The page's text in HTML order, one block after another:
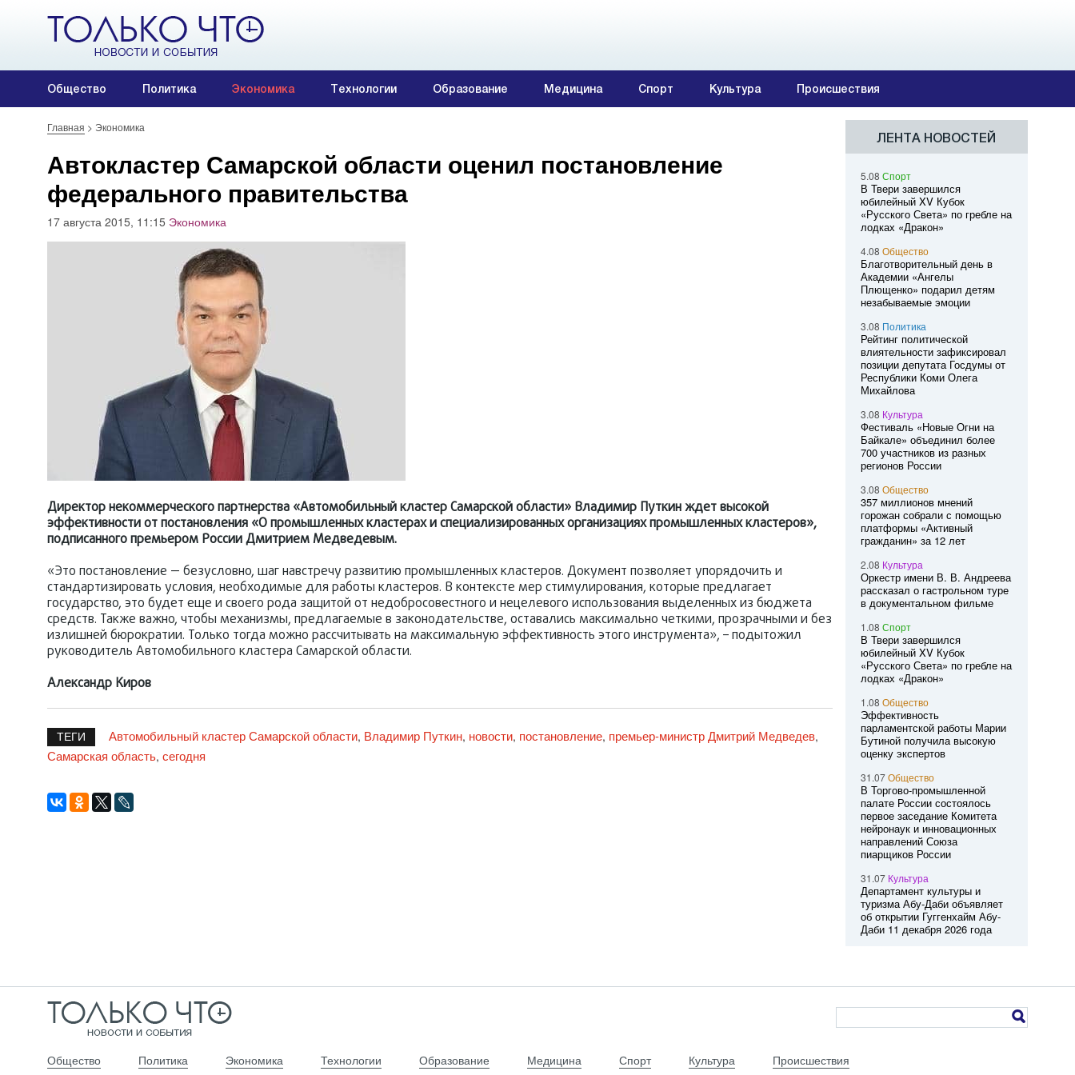
Общество Политика Экономика Технологии Образование Медицина Спорт Культура Происшествия
Главная > Экономика
Автокластер Самарской области оценил постановление
федерального правительства
17 августа 2015, 11:15 Экономика
Директор некоммерческого партнерства «Автомобильный кластер Самарской области» Владимир Путкин ждет высокой
эффективности от постановления «О промышленных кластерах и специализированных организациях промышленных кластеров»,
подписанного премьером России Дмитрием Медведевым.
«Это постановление — безусловно, шаг навстречу развитию промышленных кластеров. Документ позволяет упорядочить и
стандартизировать условия, необходимые для работы кластеров. В контексте мер стимулирования, которые предлагает
государство, это будет еще и своего рода защитой от недобросовестного и нецелевого использования выделенных из бюджета
средств. Также важно, чтобы механизмы, предлагаемые в законодательстве, оставались максимально четкими, прозрачными и без
излишней бюрократии. Только тогда можно рассчитывать на максимальную эффективность этого инструмента», – подытожил
руководитель Автомобильного кластера Самарской области.
Александр Киров
ТЕГИ Автомобильный кластер Самарской области, Владимир Путкин, новости, постановление, премьер-министр Дмитрий Медведев,
Самарская область, сегодня
ЛЕНТА НОВОСТЕЙ
5.08 Спорт
В Твери завершился
юбилейный XV Кубок
«Русского Света» по гребле на
лодках «Дракон»
4.08 Общество
Благотворительный день в
Академии «Ангелы
Плющенко» подарил детям
незабываемые эмоции
3.08 Политика
Рейтинг политической
влиятельности зафиксировал
позиции депутата Госдумы от
Республики Коми Олега
Михайлова
3.08 Культура
Фестиваль «Новые Огни на
Байкале» объединил более
700 участников из разных
регионов России
3.08 Общество
357 миллионов мнений
горожан собрали с помощью
платформы «Активный
гражданин» за 12 лет
2.08 Культура
Оркестр имени В. В. Андреева
рассказал о гастрольном туре
в документальном фильме
1.08 Спорт
В Твери завершился
юбилейный XV Кубок
«Русского Света» по гребле на
лодках «Дракон»
1.08 Общество
Эффективность
парламентской работы Марии
Бутиной получила высокую
оценку экспертов
31.07Общество
В Торгово-промышленной
палате России состоялось
первое заседание Комитета
нейронаук и инновационных
направлений Союза
пиарщиков России
31.07 Культура
Департамент культуры и
туризма Абу-Даби объявляет
об открытии Гуггенхайм Абу-
Даби 11 декабря 2026 года
Общество Политика Экономика Технологии Образование Медицина Спорт Культура Происшествия